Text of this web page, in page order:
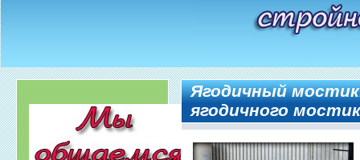
Ягодичный
ягодичного